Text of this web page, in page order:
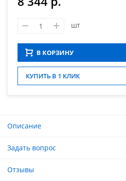
шт
В КОРЗИНУ
КУПИТЬ В 1 КЛИК
Описание
Задать вопрос
Отзывы